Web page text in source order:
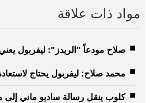
مواد ذات علاقة
صلاح مودعاً "الريدز": ليفربول
محمد صلاح: ليفربول يحتاج
كلوب ينقل رسالة ساديو ماني